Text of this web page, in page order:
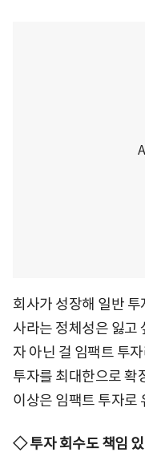
회사가 성장해 일반
사라는 정체성은 잃고
자 아닌 걸 임팩트 투
투자를 최대한으로 확
이상은 임팩트 투자로
◇ 투자 회수도 책임